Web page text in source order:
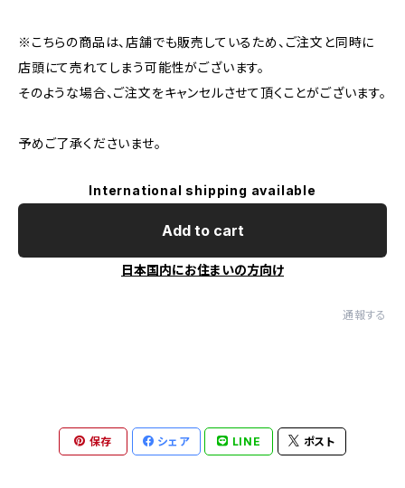
※こちらの商品は、店舗でも販売しているため、ご注文と同時に
店頭にて売れてしまう可能性がございます。
そのような場合、ご注文をキャンセルさせて頂くことがございます。
予めご了承くださいませ。
International shipping available
Add to cart
日本国内にお住まいの方向け
通報する
保存 シェア LINE ポスト